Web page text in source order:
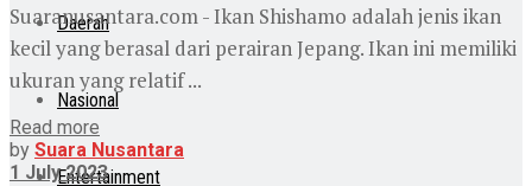
Daerah
Nasional
Entertainment
Suaranusantara.com - Ikan Shishamo adalah jenis ikan
kecil yang berasal dari perairan Jepang. Ikan ini memiliki
ukuran yang relatif ...
Read more
by Suara Nusantara
1 July 2023